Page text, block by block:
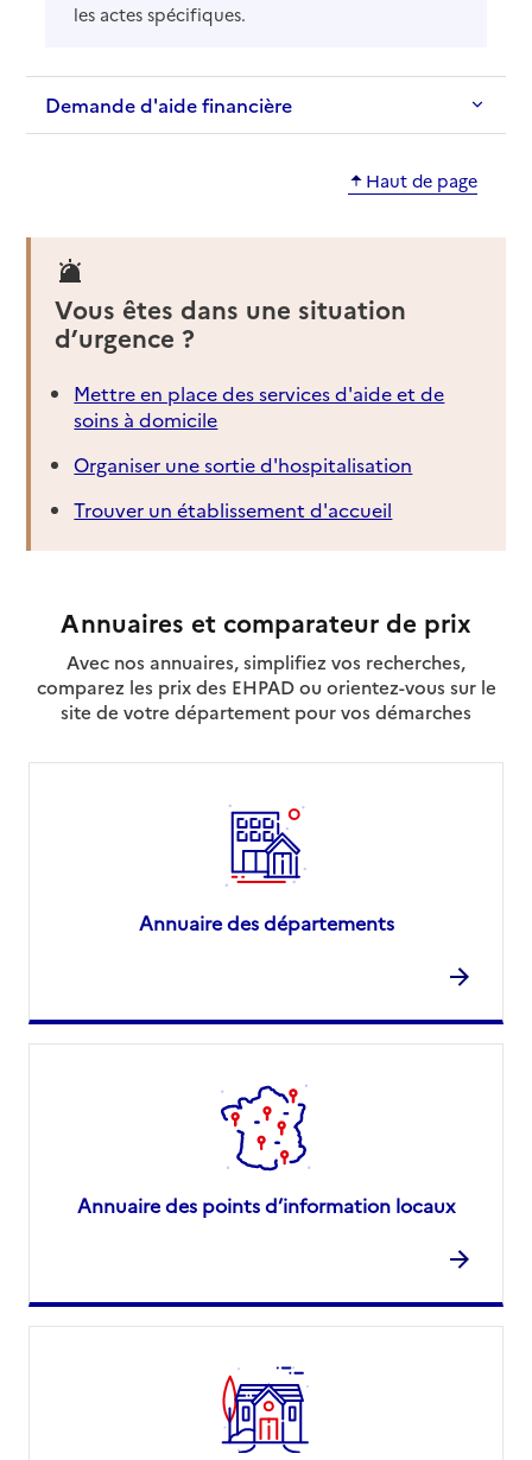
les actes spécifiques.
Demande d'aide financière
Haut de page
Vous êtes dans une situation
d’urgence ?
Mettre en place des services d'aide et de
soins à domicile
Organiser une sortie d'hospitalisation
Trouver un établissement d'accueil
Annuaires et comparateur de prix
Avec nos annuaires, simplifiez vos recherches,
comparez les prix des EHPAD ou orientez-vous sur le
site de votre département pour vos démarches
Annuaire des départements
Annuaire des points d’information locaux